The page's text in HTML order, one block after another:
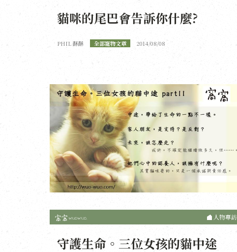
貓咪的尾巴會告訴你什麼?
PHIL 酥酥 全部寵物文章 2014/08/08
人物專訪
守護生命。三位女孩的貓中途